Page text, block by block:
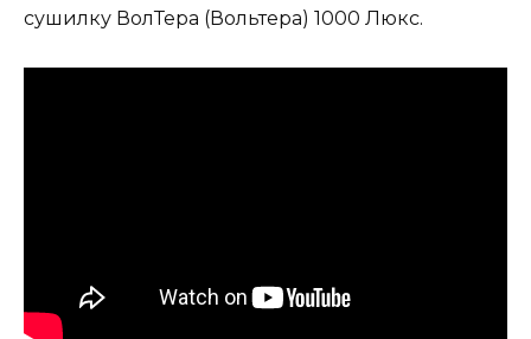
сушилку ВолТера (Вольтера) 1000 Люкс.